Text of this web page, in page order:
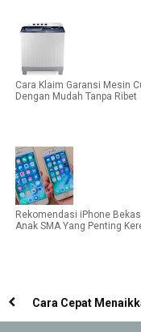
Cara Klaim Garansi Mesin
Dengan Mudah Tanpa Ribet
Rekomendasi iPhone
Anak SMA Yang Penting
Cara Cepat